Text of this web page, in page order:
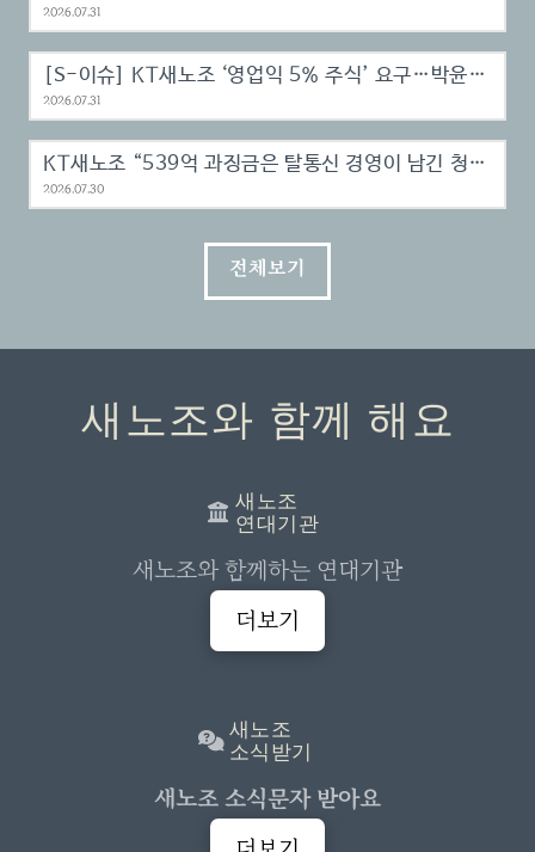
2026.07.31
[S-이슈] KT새노조 ‘영업익 5% 주식’ 요구…박윤영, 650억 성과보상 시험…
2026.07.31
KT새노조 “539억 과징금은 탈통신 경영이 남긴 청구서”…보안 투자 실천…
2026.07.30
전체보기
새노조와 함께 해요
새노조
연대기관
새노조와 함께하는 연대기관
더보기
새노조
소식받기
새노조 소식문자 받아요